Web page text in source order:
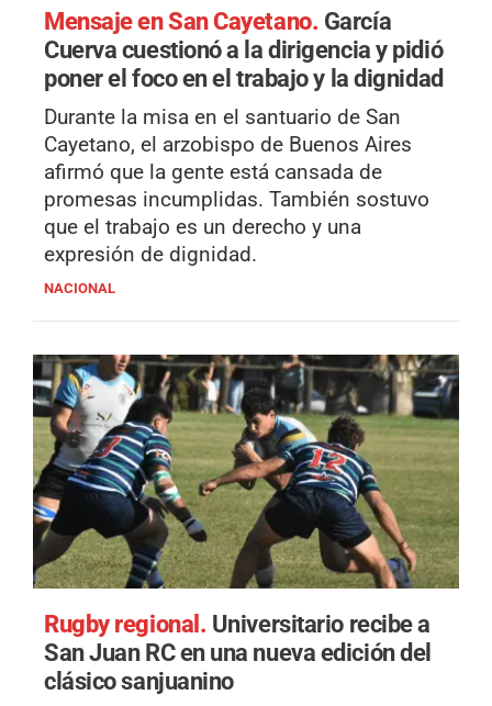
Mensaje en San Cayetano. García
Cuerva cuestionó a la dirigencia y pidió
poner el foco en el trabajo y la dignidad
Durante la misa en el santuario de San
Cayetano, el arzobispo de Buenos Aires
afirmó que la gente está cansada de
promesas incumplidas. También sostuvo
que el trabajo es un derecho y una
expresión de dignidad.
NACIONAL
Rugby regional. Universitario recibe a
San Juan RC en una nueva edición del
clásico sanjuanino